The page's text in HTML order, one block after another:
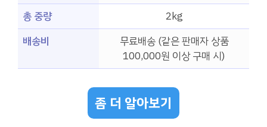
총 중량
2kg
배송비
무료배송 (같은 판매자 상품
100,000원 이상 구매 시)
좀 더 알아보기